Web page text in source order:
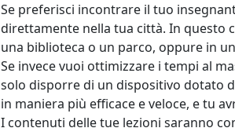
Se preferisci incontrare il tuo
direttamente nella tua città. In questo
una biblioteca o un parco, oppure in
Se invece vuoi ottimizzare i tempi al
solo disporre di un dispositivo dotato
in maniera più efficace e veloce, e tu
I contenuti delle tue lezioni saranno